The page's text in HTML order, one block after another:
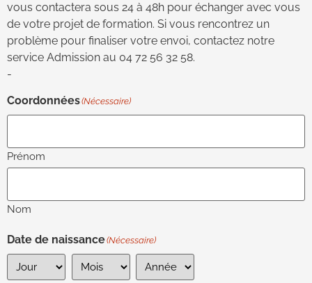
vous contactera sous 24 à 48h pour échanger avec vous
de votre projet de formation. Si vous rencontrez un
problème pour finaliser votre envoi, contactez notre
service Admission au 04 72 56 32 58.
-
Coordonnées(Nécessaire)
Prénom
Nom
Date de naissance(Nécessaire)